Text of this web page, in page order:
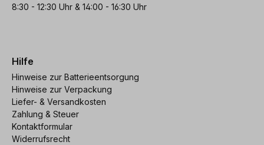
8:30 - 12:30 Uhr & 14:00 - 16:30 Uhr
Hilfe
Hinweise zur Batterieentsorgung
Hinweise zur Verpackung
Liefer- & Versandkosten
Zahlung & Steuer
Kontaktformular
Widerrufsrecht